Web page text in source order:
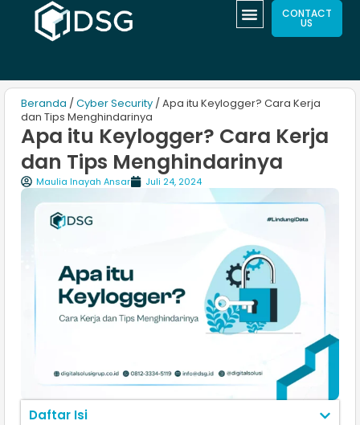
CONTACT
US
Beranda / Cyber Security / Apa itu Keylogger? Cara Kerja
dan Tips Menghindarinya
Apa itu Keylogger? Cara Kerja
dan Tips Menghindarinya
Maulia Inayah Ansar Juli 24, 2024
Daftar Isi